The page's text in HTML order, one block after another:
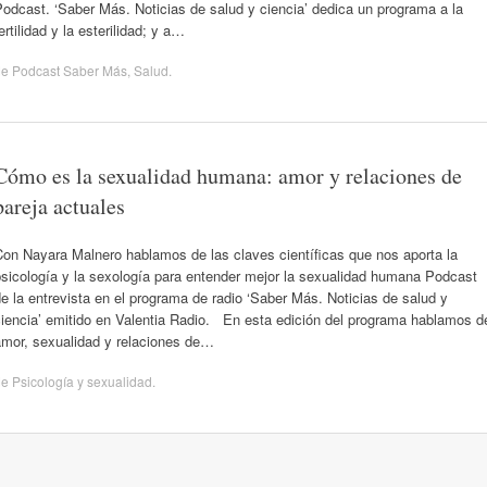
‘Saber Más. Noticias de salud y ciencia’ dedica un programa a la
y la esterilidad; y a…
Podcast Saber Más Salud
es la sexualidad humana: amor y relaciones de
actuales
Nayara Malnero hablamos de las claves científicas que nos aporta la
y la sexología para entender mejor la sexualidad humana Podcast
la entrevista en el programa de radio ‘Saber Más. Noticias de salud y
emitido en Valentia Radio. En esta edición del programa hablamos
sexualidad y relaciones de…
Psicología y sexualidad